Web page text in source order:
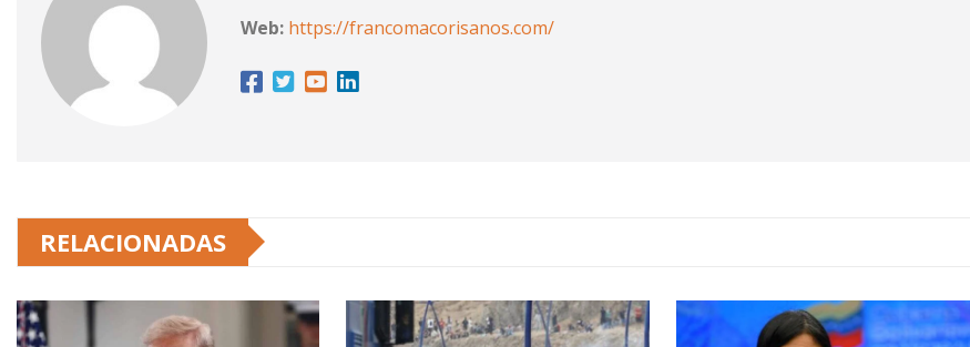
Web: https://francomacorisanos.com/
RELACIONADAS